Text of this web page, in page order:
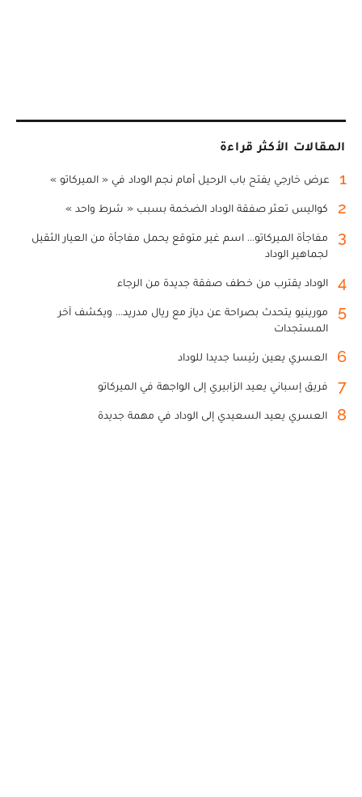
المقالات الأكثر قراءة
1 عرض خارجي يفتح باب الرحيل أمام نجم الوداد في « الميركاتو »
2 كواليس تعثر صفقة الوداد الضخمة بسبب « شرط واحد »
3
مفاجأة الميركاتو... اسم غير متوقع يحمل مفاجأة من العيار الثقيل
لجماهير الوداد
4 الوداد يقترب من خطف صفقة جديدة من الرجاء
5
مورينيو يتحدث بصراحة عن دياز مع ريال مدريد... ويكشف آخر
المستجدات
6 العسري يعين رئيسا جديدا للوداد
7 فريق إسباني يعيد الزابيري إلى الواجهة في الميركاتو
8 العسري يعيد السعيدي إلى الوداد في مهمة جديدة